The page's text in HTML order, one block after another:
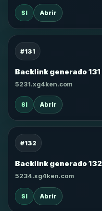
SI Abrir
#131
Backlink generado 131
5231.xg4ken.com
SI Abrir
#132
Backlink generado 132
5234.xg4ken.com
SI Abrir